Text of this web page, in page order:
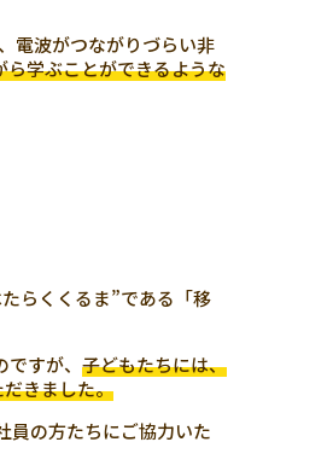
電波がつながりづらい非
学ぶことができるような
らくくるま”である「移
すが、 子どもたちには、
きました。
員の方たちにご協力いた